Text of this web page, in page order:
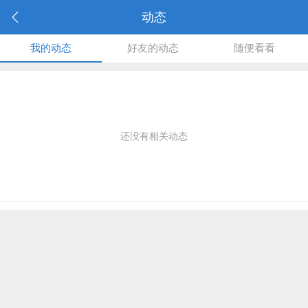
动态
我的动态 好友的动态 随便看看
还没有相关动态